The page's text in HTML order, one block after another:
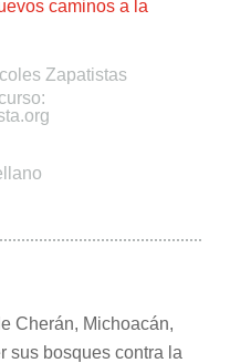
caminos a la
Zapatistas
Cherán, Michoacán,
sus bosques contra la